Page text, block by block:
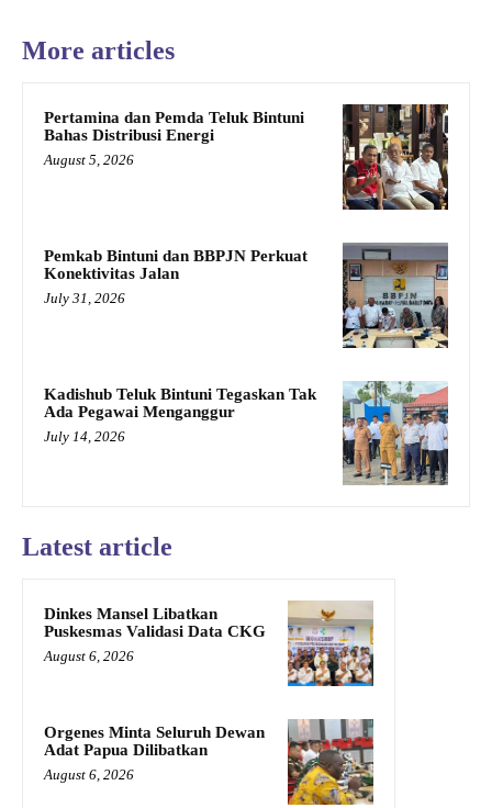
More articles
Pertamina dan Pemda Teluk Bintuni
Bahas Distribusi Energi
August 5, 2026
Pemkab Bintuni dan BBPJN Perkuat
Konektivitas Jalan
July 31, 2026
Kadishub Teluk Bintuni Tegaskan Tak
Ada Pegawai Menganggur
July 14, 2026
Latest article
Dinkes Mansel Libatkan
Puskesmas Validasi Data CKG
August 6, 2026
Orgenes Minta Seluruh Dewan
Adat Papua Dilibatkan
August 6, 2026